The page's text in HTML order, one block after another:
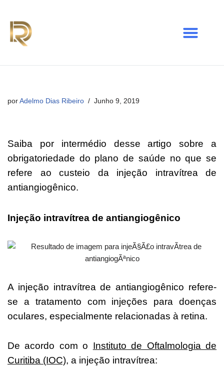
Avançar
para
por Adelmo Dias Ribeiro Junho 9, 2019
Saiba por intermédio desse artigo sobre a
obrigatoriedade do plano de saúde no que se
refere ao custeio da injeção intravítrea de
antiangiogênico.
Injeção intravítrea de antiangiogênico
A injeção intravítrea de antiangiogênico refere-
se a tratamento com injeções para doenças
oculares, especialmente relacionadas à retina.
De acordo com o Instituto de Oftalmologia de
Curitiba (IOC), a injeção intravítrea: